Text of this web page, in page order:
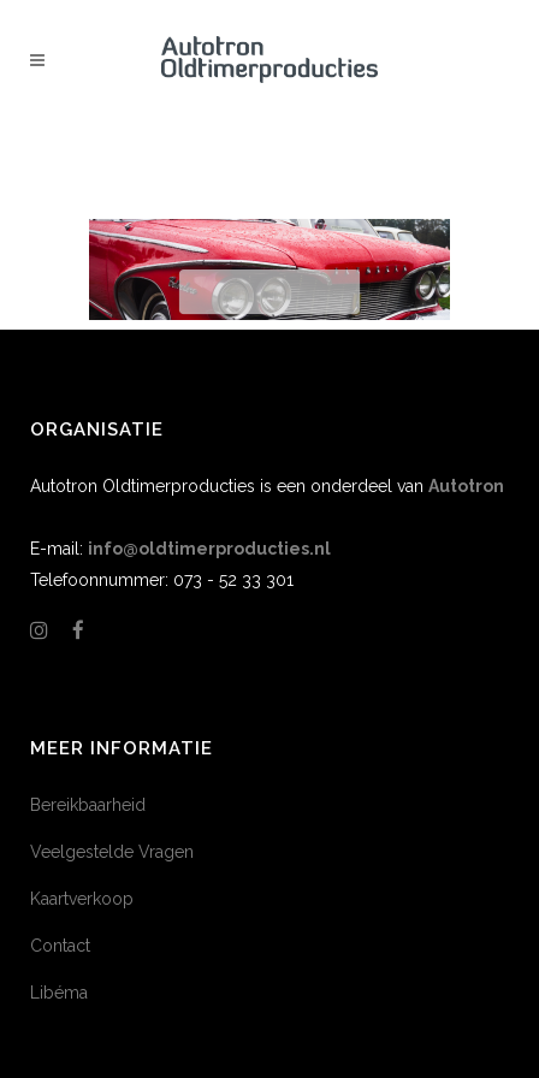
ORGANISATIE
Autotron Oldtimerproducties is een onderdeel van Autotron
E-mail: info@oldtimerproducties.nl
Telefoonnummer: 073 - 52 33 301
MEER INFORMATIE
Bereikbaarheid
Veelgestelde Vragen
Kaartverkoop
Contact
Libéma